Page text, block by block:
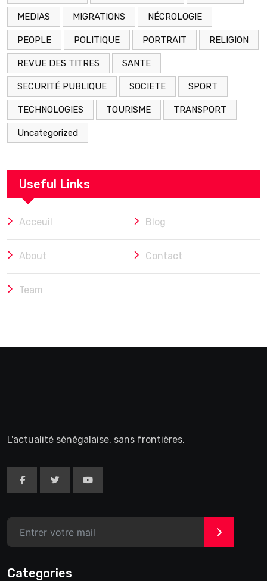
MEDIAS MIGRATIONS NÉCROLOGIE
PEOPLE POLITIQUE PORTRAIT RELIGION
REVUE DES TITRES SANTE
SECURITÉ PUBLIQUE SOCIETE SPORT
TECHNOLOGIES TOURISME TRANSPORT
Uncategorized
Useful Links
Acceuil Blog
About Contact
Team
L'actualité sénégalaise, sans frontières.
>
Categories